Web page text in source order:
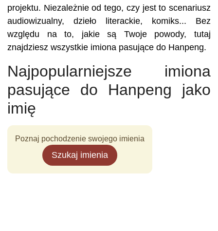
projektu. Niezależnie od tego, czy jest to scenariusz
audiowizualny, dzieło literackie, komiks... Bez
względu na to, jakie są Twoje powody, tutaj
znajdziesz wszystkie imiona pasujące do Hanpeng.
Najpopularniejsze imiona
pasujące do Hanpeng jako
imię
Poznaj pochodzenie swojego imienia
Szukaj imienia